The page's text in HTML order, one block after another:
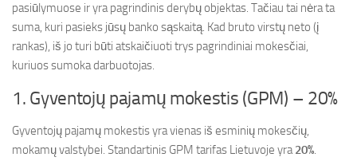
pasiūlymuose ir yra pagrindinis derybų objektas. Tačiau tai nėra ta
suma, kuri pasieks jūsų banko sąskaitą. Kad bruto virstų neto (į
rankas), iš jo turi būti atskaičiuoti trys pagrindiniai mokesčiai,
kuriuos sumoka darbuotojas.
1. Gyventojų pajamų mokestis (GPM) – 20%
Gyventojų pajamų mokestis yra vienas iš esminių mokesčių,
mokamų valstybei. Standartinis GPM tarifas Lietuvoje yra20%.